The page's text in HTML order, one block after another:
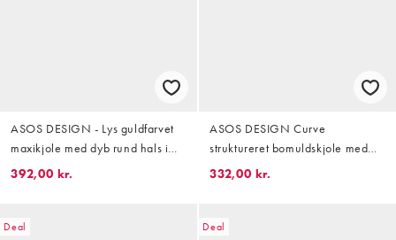
ASOS DESIGN - Lys guldfarvet
maxikjole med dyb rund hals i
metallisk strik
392,00 kr.
ASOS DESIGN Curve
struktureret bomuldskjole med
bindebånd ved barmen, sænket
332,00 kr.
Deal Deal